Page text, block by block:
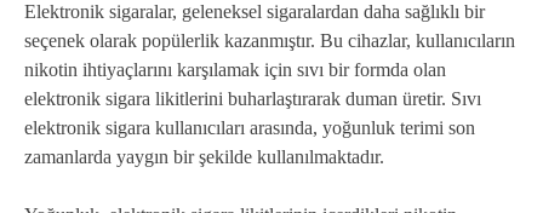
Elektronik sigaralar, geleneksel sigaralardan daha sağlıklı bir
seçenek olarak popülerlik kazanmıştır. Bu cihazlar, kullanıcıların
nikotin ihtiyaçlarını karşılamak için sıvı bir formda olan
elektronik sigara likitlerini buharlaştırarak duman üretir. Sıvı
elektronik sigara kullanıcıları arasında, yoğunluk terimi son
zamanlarda yaygın bir şekilde kullanılmaktadır.